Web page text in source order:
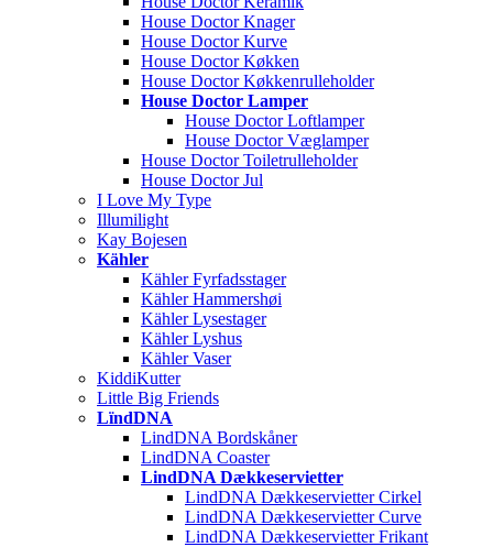
House Doctor Knager
House Doctor Kurve
House Doctor Køkken
House Doctor Køkkenrulleholder
House Doctor Lamper
House Doctor Loftlamper
House Doctor Væglamper
House Doctor Toiletrulleholder
House Doctor Jul
I Love My Type
Illumilight
Kay Bojesen
Kähler
Kähler Fyrfadsstager
Kähler Hammershøi
Kähler Lysestager
Kähler Lyshus
Kähler Vaser
KiddiKutter
Little Big Friends
LïndDNA
LindDNA Bordskåner
LindDNA Coaster
LindDNA Dækkeservietter
LindDNA Dækkeservietter Cirkel
LindDNA Dækkeservietter Curve
LindDNA Dækkeservietter Frikant